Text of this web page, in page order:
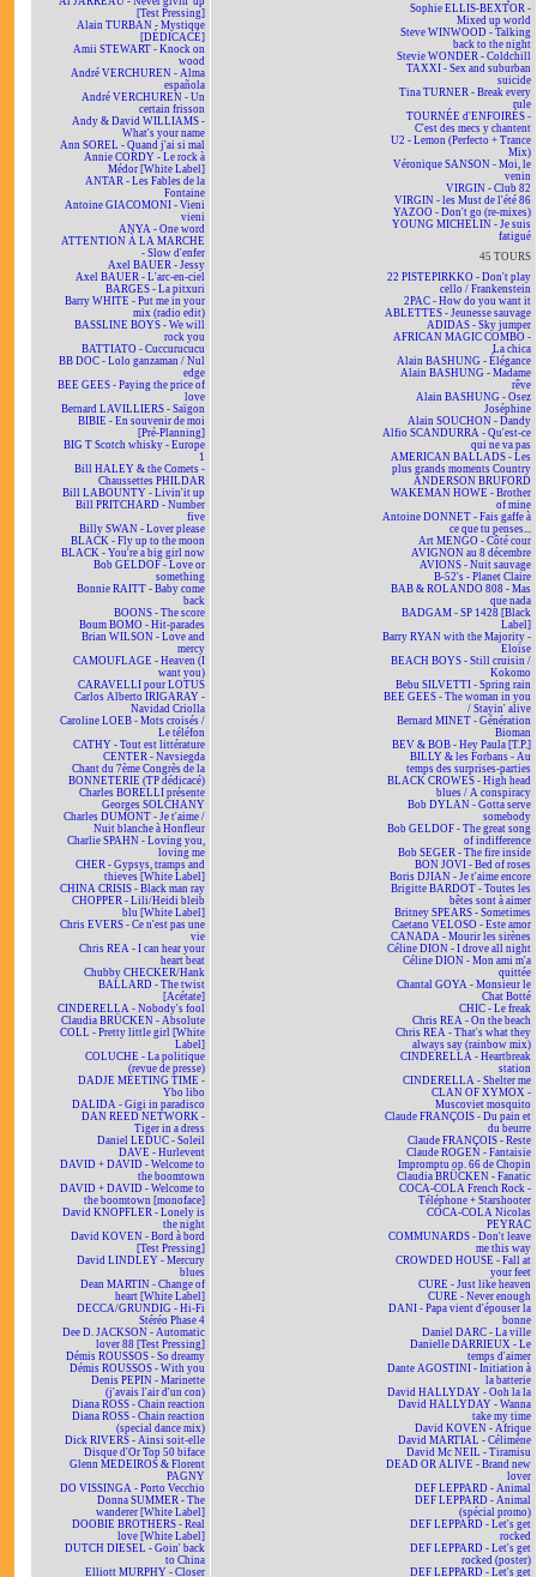
[Test Pressing]
Alain TURBAN - Mystique
[DÉDICACÉ]
Amii STEWART - Knock on
wood
André VERCHUREN - Alma
española
André VERCHUREN - Un
certain frisson
Andy & David WILLIAMS -
What's your name
Ann SOREL - Quand j'ai si mal
Annie CORDY - Le rock à
Médor [White Label]
ANTAR - Les Fables de la
Fontaine
Antoine GIACOMONI - Vieni
vieni
ANYA - One word
ATTENTION À LA MARCHE
- Slow d'enfer
Axel BAUER - Jessy
Axel BAUER - L'arc-en-ciel
BARGES - La pitxuri
Barry WHITE - Put me in your
mix (radio edit)
BASSLINE BOYS - We will
rock you
BATTIATO - Cuccurucucu
BB DOC - Lolo ganzaman / Nul
edge
BEE GEES - Paying the price of
love
Bernard LAVILLIERS - Saïgon
BIBIE - En souvenir de moi
[Pré-Planning]
BIG T Scotch whisky - Europe
1
Bill HALEY & the Comets -
Chaussettes PHILDAR
Bill LABOUNTY - Livin'it up
Bill PRITCHARD - Number
five
Billy SWAN - Lover please
BLACK - Fly up to the moon
BLACK - You're a big girl now
Bob GELDOF - Love or
something
Bonnie RAITT - Baby come
back
BOONS - The score
Boum BOMO - Hit-parades
Brian WILSON - Love and
mercy
CAMOUFLAGE - Heaven (I
want you)
CARAVELLI pour LOTUS
Carlos Alberto IRIGARAY -
Navidad Criolla
Caroline LOEB - Mots croisés /
Le téléfon
CATHY - Tout est littérature
CENTER - Navsiegda
Chant du 7ème Congrès de la
BONNETERIE (TP dédicacé)
Charles BORELLI présente
Georges SOLCHANY
Charles DUMONT - Je t'aime /
Nuit blanche à Honfleur
Charlie SPAHN - Loving you,
loving me
CHER - Gypsys, tramps and
thieves [White Label]
CHINA CRISIS - Black man ray
CHOPPER - Lili/Heidi bleib
blu [White Label]
Chris EVERS - Ce n'est pas une
vie
Chris REA - I can hear your
heart beat
Chubby CHECKER/Hank
BALLARD - The twist
[Acétate]
CINDERELLA - Nobody's fool
Claudia BRÜCKEN - Absolute
COLL - Pretty little girl [White
Label]
COLUCHE - La politique
(revue de presse)
DADJE MEETING TIME -
Ybo libo
DALIDA - Gigi in paradisco
DAN REED NETWORK -
Tiger in a dress
Daniel LEDUC - Soleil
DAVE - Hurlevent
DAVID + DAVID - Welcome to
the boomtown
DAVID + DAVID - Welcome to
the boomtown [monoface]
David KNOPFLER - Lonely is
the night
David KOVEN - Bord à bord
[Test Pressing]
David LINDLEY - Mercury
blues
Dean MARTIN - Change of
heart [White Label]
DECCA/GRUNDIG - Hi-Fi
Stéréo Phase 4
Dee D. JACKSON - Automatic
lover 88 [Test Pressing]
Démis ROUSSOS - So dreamy
Démis ROUSSOS - With you
Denis PEPIN - Marinette
(j'avais l'air d'un con)
Diana ROSS - Chain reaction
Diana ROSS - Chain reaction
(special dance mix)
Dick RIVERS - Ainsi soit-elle
Disque d'Or Top 50 biface
Glenn MEDEIROS & Florent
PAGNY
DO VISSINGA - Porto Vecchio
Donna SUMMER - The
wanderer [White Label]
DOOBIE BROTHERS - Real
love [White Label]
DUTCH DIESEL - Goin' back
to China
Elliott MURPHY - Closer
Sophie ELLIS-BEXTOR -
Mixed up world
Steve WINWOOD - Talking
back to the night
Stevie WONDER - Coldchill
TAXXI - Sex and suburban
suicide
Tina TURNER - Break every
rule
TOURNÉE d'ENFOIRÉS -
C'est des mecs y chantent
U2 - Lemon (Perfecto + Trance
Mix)
Véronique SANSON - Moi, le
venin
VIRGIN - Club 82
VIRGIN - les Must de l'été 86
YAZOO - Don't go (re-mixes)
YOUNG MICHELIN - Je suis
fatigué
45 TOURS
22 PISTEPIRKKO - Don't play
cello / Frankenstein
2PAC - How do you want it
ABLETTES - Jeunesse sauvage
ADIDAS - Sky jumper
AFRICAN MAGIC COMBO -
La chica
Alain BASHUNG - Élégance
Alain BASHUNG - Madame
rêve
Alain BASHUNG - Osez
Joséphine
Alain SOUCHON - Dandy
Alfio SCANDURRA - Qu'est-ce
qui ne va pas
AMERICAN BALLADS - Les
plus grands moments Country
ANDERSON BRUFORD
WAKEMAN HOWE - Brother
of mine
Antoine DONNET - Fais gaffe à
ce que tu penses...
Art MENGO - Côté cour
AVIGNON au 8 décembre
AVIONS - Nuit sauvage
B-52's - Planet Claire
BAB & ROLANDO 808 - Mas
que nada
BADGAM - SP 1428 [Black
Label]
Barry RYAN with the Majority -
Eloïse
BEACH BOYS - Still cruisin /
Kokomo
Bebu SILVETTI - Spring rain
BEE GEES - The woman in you
/ Stayin' alive
Bernard MINET - Génération
Bioman
BEV & BOB - Hey Paula [T.P.]
BILLY & les Forbans - Au
temps des surprises-parties
BLACK CROWES - High head
blues / A conspiracy
Bob DYLAN - Gotta serve
somebody
Bob GELDOF - The great song
of indifference
Bob SEGER - The fire inside
BON JOVI - Bed of roses
Boris DJIAN - Je t'aime encore
Brigitte BARDOT - Toutes les
bêtes sont à aimer
Britney SPEARS - Sometimes
Caetano VELOSO - Este amor
CANADA - Mourir les sirènes
Céline DION - I drove all night
Céline DION - Mon ami m'a
quittée
Chantal GOYA - Monsieur le
Chat Botté
CHIC - Le freak
Chris REA - On the beach
Chris REA - That's what they
always say (rainbow mix)
CINDERELLA - Heartbreak
station
CINDERELLA - Shelter me
CLAN OF XYMOX -
Muscoviet mosquito
Claude FRANÇOIS - Du pain et
du beurre
Claude FRANÇOIS - Reste
Claude ROGEN - Fantaisie
Impromptu op. 66 de Chopin
Claudia BRÜCKEN - Fanatic
COCA-COLA French Rock -
Téléphone + Starshooter
COCA-COLA Nicolas
PEYRAC
COMMUNARDS - Don't leave
me this way
CROWDED HOUSE - Fall at
your feet
CURE - Just like heaven
CURE - Never enough
DANI - Papa vient d'épouser la
bonne
Daniel DARC - La ville
Danielle DARRIEUX - Le
temps d'aimer
Dante AGOSTINI - Initiation à
la batterie
David HALLYDAY - Ooh la la
David HALLYDAY - Wanna
take my time
David KOVEN - Afrique
David MARTIAL - Célimène
David Mc NEIL - Tiramisu
DEAD OR ALIVE - Brand new
lover
DEF LEPPARD - Animal
DEF LEPPARD - Animal
(spécial promo)
DEF LEPPARD - Let's get
rocked
DEF LEPPARD - Let's get
rocked (poster)
DEF LEPPARD - Let's get